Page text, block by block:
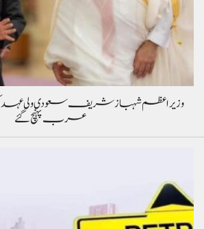
وزیراعظم شہباز شریف سعودی ولی عہد
عرب پہنچ گئے